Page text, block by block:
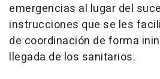
emergencias al lugar del
instrucciones que se les
de coordinación de forma
llegada de los sanitarios.